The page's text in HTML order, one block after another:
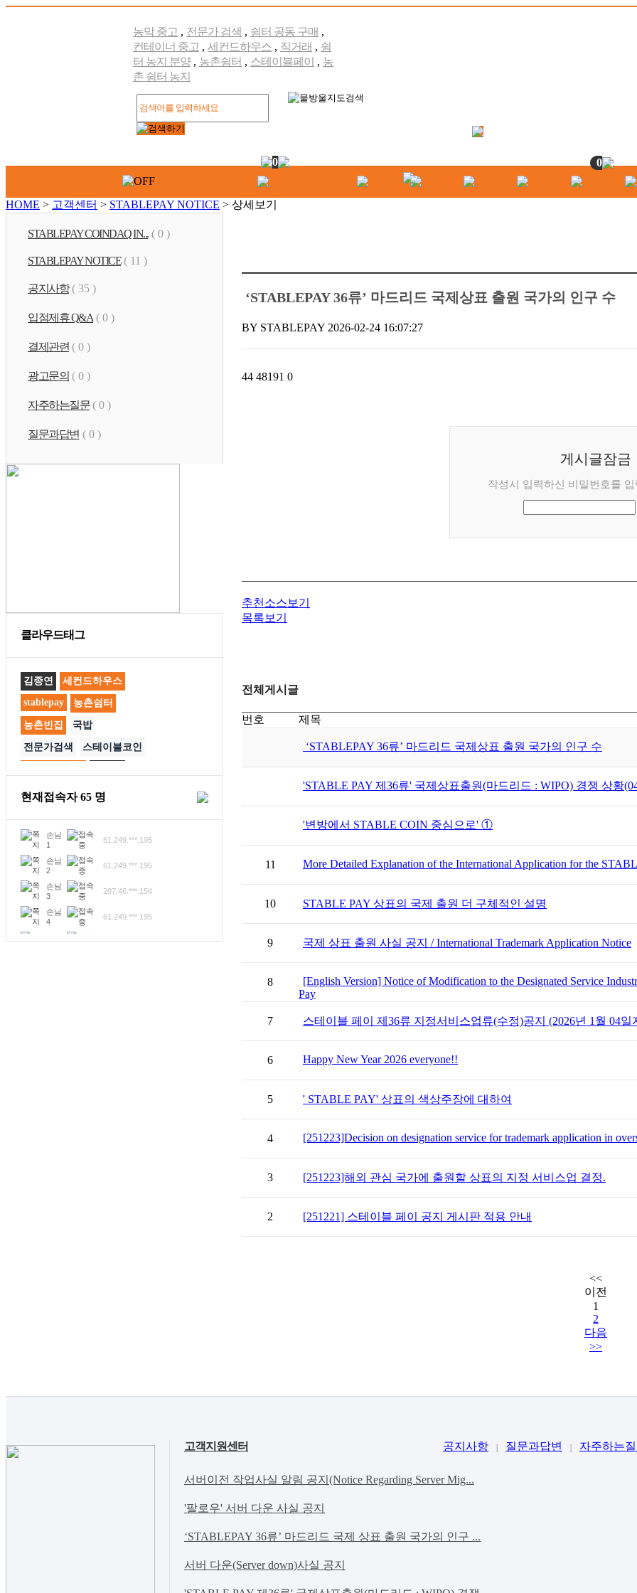
농막 중고 , 전문가 검색 , 쉼터 공동 구매 ,
컨테이너 중고 , 세컨드하우스 , 직거래 , 쉼
터 농지 분양, 농촌쉼터 , 스테이블페이 , 농
촌 쉼터 농지
0 0
HOME > 고객센터 > STABLEPAY NOTICE > 상세보기
STABLEPAY COINDAQ IN... ( 0 )
STABLEPAY NOTICE ( 11 )
공지사항 ( 35 )
입점제휴 Q&A ( 0 )
결제관련 ( 0 )
광고문의 ( 0 )
자주하는질문 ( 0 )
질문과답변 ( 0 )
클라우드태그
김종연
세컨드하우스
stablepay
농촌쉼터
농촌빈집 국밥
전문가검색 스테이블코인
컨테이너 컨테이너중고
현재접속자65 명
‘STABLEPAY 36류’ 마드리드 국제상표 출원 국가의 인구 수
BY STABLEPAY 2026-02-24 16:07:27
44 48191 0
게시글잠금
작성시 입력하신 비밀번호를
추천 소스보기
목록보기
전체게시글
번호 제목
‘STABLEPAY 36류’ 마드리드 국제상표 출원 국가의 인구 수
'STABLE PAY 제36류' 국제상표출원(마드리드 : WIPO) 경쟁 상황
'변방에서 STABLE COIN 중심으로' ①
11 More Detailed Explanation of the International Application for the
10 STABLE PAY 상표의 국제 출원 더 구체적인 설명
9 국제 상표 출원 사실 공지 / International Trademark Application Notice
8
[English Version] Notice of Modification to the Designated Service
Pay
7 스테이블 페이 제36류 지정서비스업류(수정)공지 (2026년 1월 04일
6 Happy New Year 2026 everyone!!
5 ' STABLE PAY' 상표의 색상주장에 대하여
4 [251223]Decision on designation service for trademark application in
3 [251223]해외 관심 국가에 출원할 상표의 지정 서비스업 결정.
2 [251221] 스테이블 페이 공지 게시판 적용 안내
<<
이전
1
2
다음
>>
고객지원센터 공지사항 l 질문과답변 l 자주하는
서버이전 작업사실 알림 공지(Notice Regarding Server Mig...
'팔로우' 서버 다운 사실 공지
‘STABLEPAY 36류’ 마드리드 국제 상표 출원 국가의 인구 ...
서버 다운(Server down)사실 공지